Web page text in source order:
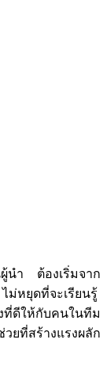
นำ ต้องเริ่มจาก
หยุดที่จะเรียนรู้
ดีให้กับคนในทีม
ยที่สร้างแรงผลัก